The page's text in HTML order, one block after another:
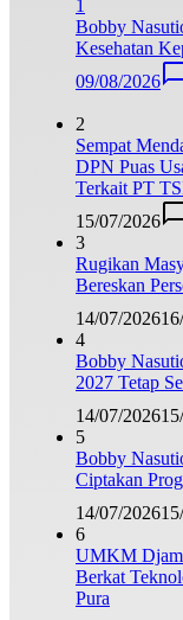
1
Bobby
Kesehatan
09/08/2026
2
Sempat
DPN Puas
Terkait PT
15/07/2026
3
Rugikan
Bereskan
14/07/2026
4
Bobby
2027 Tetap
14/07/2026
5
Bobby
Ciptakan
14/07/2026
6
UMKM
Berkat
Pura